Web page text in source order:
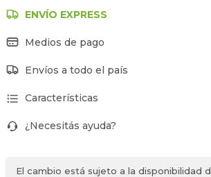
ENVÍO EXPRESS
Medios de pago
Envíos a todo el país
Características
¿Necesitás ayuda?
El cambio está sujeto a la disponibilidad